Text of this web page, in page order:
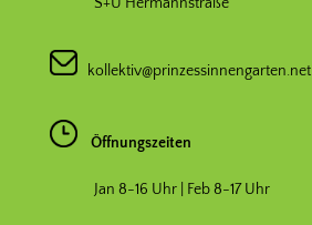
kollektiv@prinzessinnengarten.net
Öffnungszeiten
Jan 8-16 Uhr | Feb 8-17 Uhr